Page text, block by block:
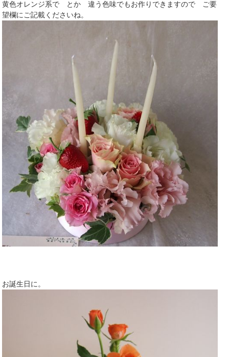
黄色オレンジ系で とか 違う色味でもお作りできますので ご要
望欄にご記載くださいね。
お誕生日に。